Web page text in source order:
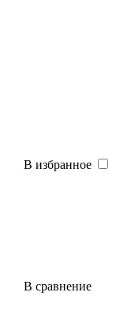
В избранное
В сравнение